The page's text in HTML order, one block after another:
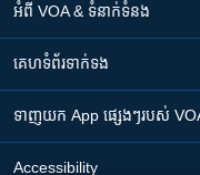
អំពី​ VOA & ទំនាក់ទំនង
គេហទំព័រ​​ទាក់ទង
ទាញយក​ App ផ្សេងៗ​របស់​
Accessibility